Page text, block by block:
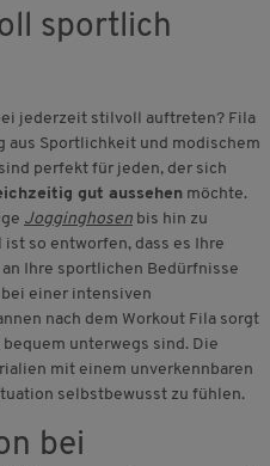
sportlich
jederzeit stilvoll auftreten? Fila
aus Sportlichkeit und modischem
perfekt für jeden, der sich
gut aussehen möchte.
Jogginghosen bis hin zu
so entworfen, dass es Ihre
Ihre sportlichen Bedürfnisse
bei einer intensiven
nach dem Workout Fila sorgt
unterwegs sind. Die
mit einem unverkennbaren
selbstbewusst zu fühlen.
bei